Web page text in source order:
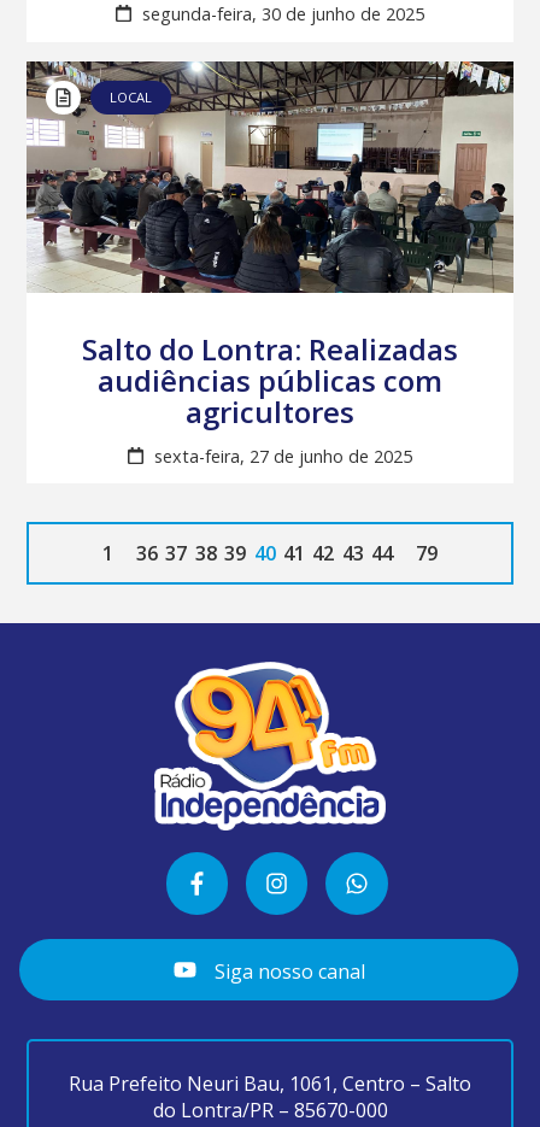
segunda-feira, 30 de junho de 2025
LOCAL
Salto do Lontra: Realizadas
audiências públicas com
agricultores
sexta-feira, 27 de junho de 2025
1 36 37 38 39 40 41 42 43 44 79
Siga nosso canal
Rua Prefeito Neuri Bau, 1061, Centro – Salto
do Lontra/PR – 85670-000